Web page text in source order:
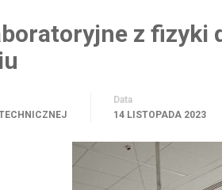
z fizyki
Data
14 LISTOPADA 2023